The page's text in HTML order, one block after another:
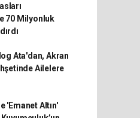
70 Milyonluk
Ata'dan, Akran
Ailelere
'Emanet Altın'